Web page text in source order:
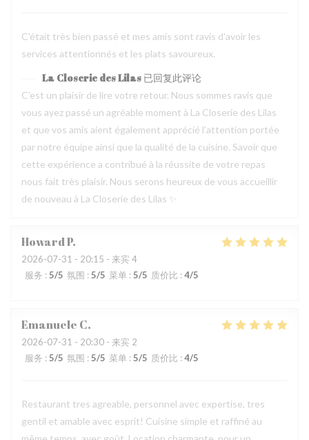
C'était très bien passé et mes amis sont ravis d'avoir les
services attentionnés et les plats savoureux.
La Closerie des Lilas 已回复此评论
C’est un plaisir de lire votre retour. Nous sommes ravis que
vous ayez passé un agréable moment à La Closerie des Lilas
et que vos amis aient également apprécié l’attention portée
par notre équipe ainsi que la qualité de la cuisine. Savoir que
cette expérience a contribué à la réussite de votre repas
nous fait très plaisir. Nous serons heureux de vous accueillir
de nouveau à La Closerie des Lilas ✨
HowardP
2026-07-31 - 20:15 - 来宾 4
服务 : 5/5 氛围 : 5/5 菜单 : 5/5 质价比 : 4/5
Emanuele C
2026-07-31 - 20:30 - 来宾 2
服务 : 5/5 氛围 : 5/5 菜单 : 5/5 质价比 : 4/5
Restaurant tres agreable, personnel avec expertise, tres
gentil et amable avec esprit! Cuisine simple et raffiné au